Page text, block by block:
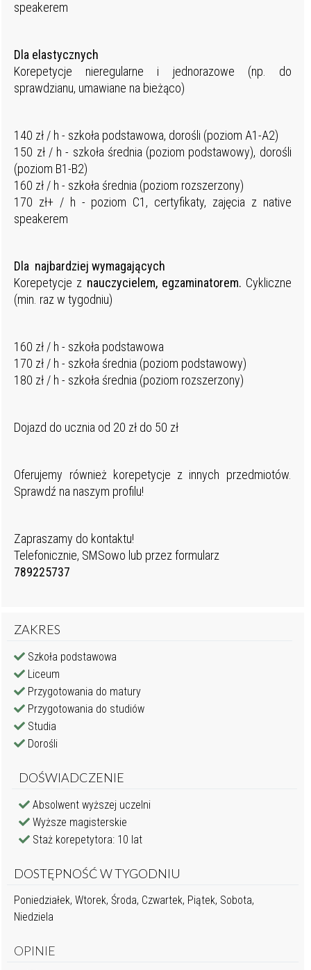
speakerem
Dla elastycznych
Korepetycje nieregularne i jednorazowe (np. do
sprawdzianu, umawiane na bieżąco)
140 zł / h - szkoła podstawowa, dorośli (poziom A1-A2)
150 zł / h - szkoła średnia (poziom podstawowy), dorośli
(poziom B1-B2)
160 zł / h - szkoła średnia (poziom rozszerzony)
170 zł+ / h - poziom C1, certyfikaty, zajęcia z native
speakerem
Dla najbardziej wymagających
Korepetycje z nauczycielem, egzaminatorem. Cykliczne
(min. raz w tygodniu)
160 zł / h - szkoła podstawowa
170 zł / h - szkoła średnia (poziom podstawowy)
180 zł / h - szkoła średnia (poziom rozszerzony)
Dojazd do ucznia od 20 zł do 50 zł
Oferujemy również korepetycje z innych przedmiotów.
Sprawdź na naszym profilu!
Zapraszamy do kontaktu!
Telefonicznie, SMSowo lub przez formularz
789225737
ZAKRES
Szkoła podstawowa
Liceum
Przygotowania do matury
Przygotowania do studiów
Studia
Dorośli
DOŚWIADCZENIE
Absolwent wyższej uczelni
Wyższe magisterskie
Staż korepetytora: 10 lat
DOSTĘPNOŚĆ W TYGODNIU
Poniedziałek, Wtorek, Środa, Czwartek, Piątek, Sobota,
Niedziela
OPINIE